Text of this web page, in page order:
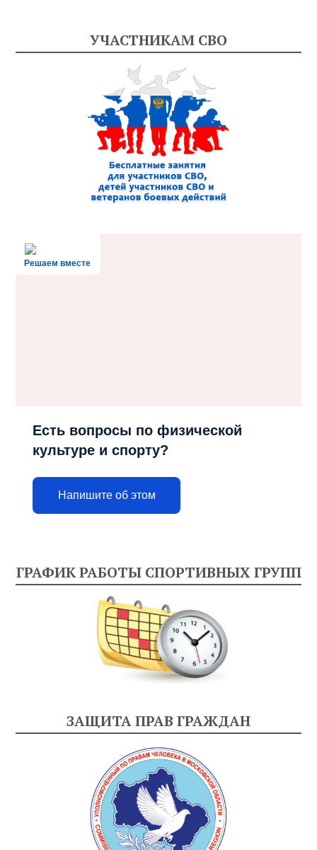
УЧАСТНИКАМ СВО
Решаем вместе
Есть вопросы по физической
культуре и спорту?
Напишите об этом
ГРАФИК РАБОТЫ СПОРТИВНЫХ ГРУПП
ЗАЩИТА ПРАВ ГРАЖДАН